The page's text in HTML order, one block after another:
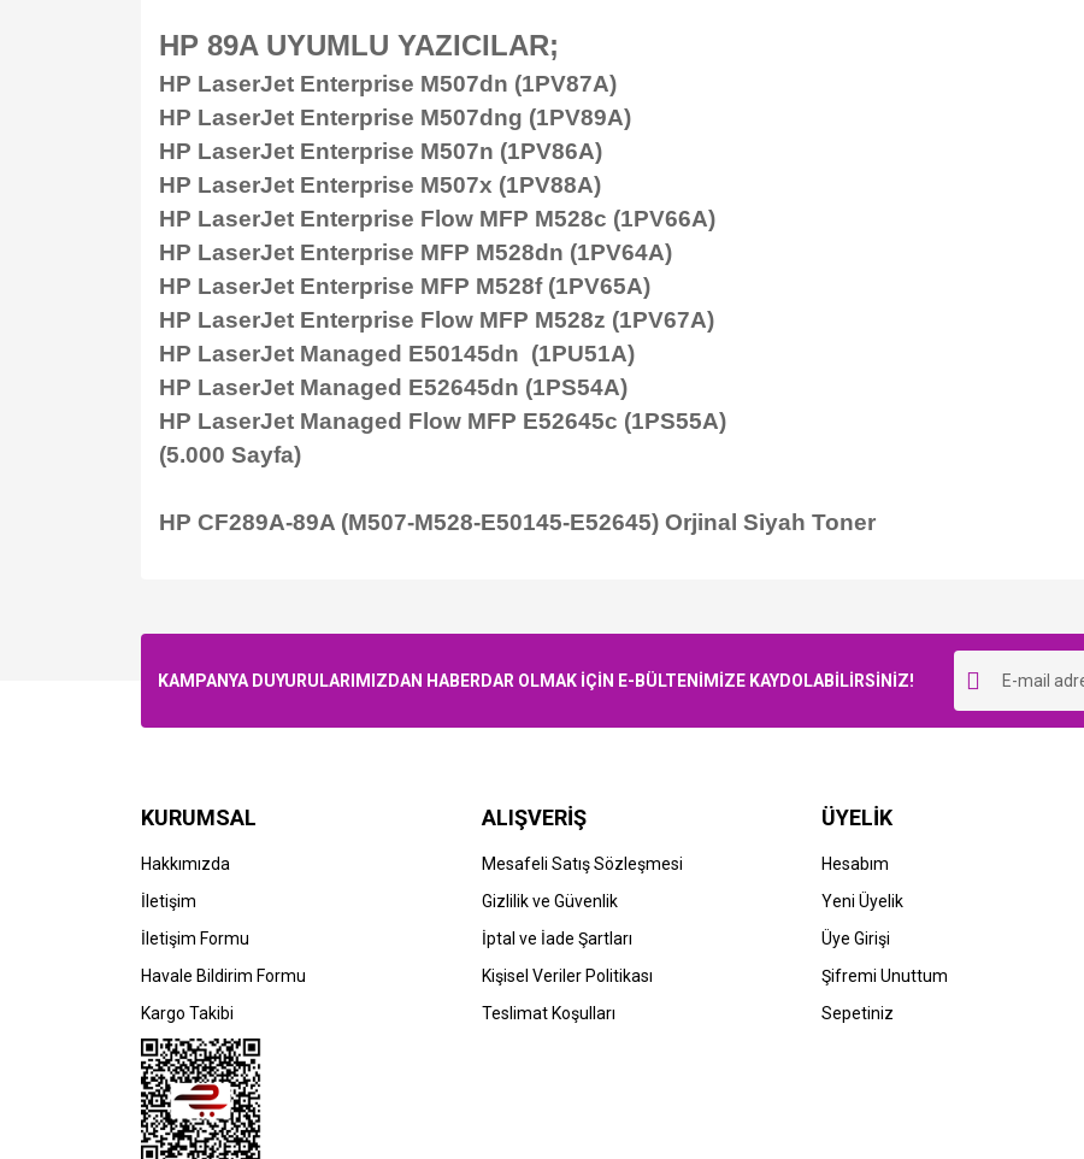
HP 89A UYUMLU YAZICILAR;
HP LaserJet Enterprise M507dn (1PV87A)
HP LaserJet Enterprise M507dng (1PV89A)
HP LaserJet Enterprise M507n (1PV86A)
HP LaserJet Enterprise M507x (1PV88A)
HP LaserJet Enterprise Flow MFP M528c (1PV66A)
HP LaserJet Enterprise MFP M528dn (1PV64A)
HP LaserJet Enterprise MFP M528f (1PV65A)
HP LaserJet Enterprise Flow MFP M528z (1PV67A)
HP LaserJet Managed E50145dn (1PU51A)
HP LaserJet Managed E52645dn (1PS54A)
HP LaserJet Managed Flow MFP E52645c (1PS55A)
(5.000 Sayfa)
HP CF289A-89A (M507-M528-E50145-E52645) Orjinal Siyah Toner
HP
HP CF289A-89A (M507-M528-E50145-
857,93 TL
HP
HP CF289A-89A (M507-M528-E50145-
13.212,05 TL
HP
HP CF289X-89X (M507-M528-E50145-
915,12 TL
KAMPANYA DUYURULARIMIZDAN HABERDAR OLMAK İÇİN E-BÜLTENİMİZE KAYDOLABİLİRSİNİZ!
KURUMSAL
Hakkımızda
İletişim
İletişim Formu
Havale Bildirim Formu
Kargo Takibi
ALIŞVERİŞ
Mesafeli Satış Sözleşmesi
Gizlilik ve Güvenlik
İptal ve İade Şartları
Kişisel Veriler Politikası
Teslimat Koşulları
ÜYELİK
Hesabım
Yeni Üyelik
Üye Girişi
Şifremi Unuttum
Sepetiniz